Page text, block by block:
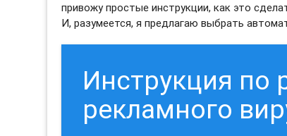
привожу простые инструкции, как это
И, разумеется, я предлагаю выбрать
Инструкция по
рекламного